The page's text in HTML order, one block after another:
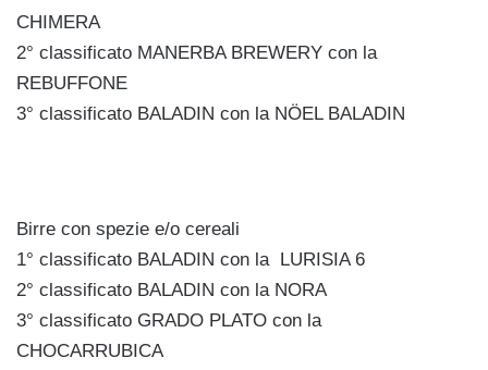
CHIMERA
2° classificato MANERBA BREWERY con la
REBUFFONE
3° classificato BALADIN con la NÖEL BALADIN
Birre con spezie e/o cereali
1° classificato BALADIN con la LURISIA 6
2° classificato BALADIN con la NORA
3° classificato GRADO PLATO con la
CHOCARRUBICA